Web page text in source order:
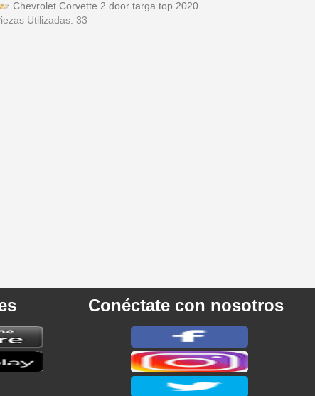
Chevrolet Corvette 2 door targa top 2020
Utilizadas: 33
Conéctate con nosotros